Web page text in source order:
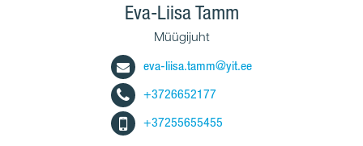
Eva-Liisa Tamm
Müügijuht
eva-liisa.tamm@yit.ee
+3726652177
+37255655455